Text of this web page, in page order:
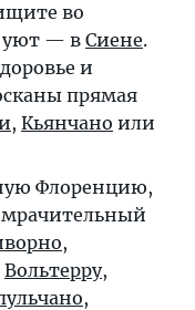
во
уют — в Сиене.
и
прямая
, Кьянчано или
Флоренцию,
,
Вольтерру,
,